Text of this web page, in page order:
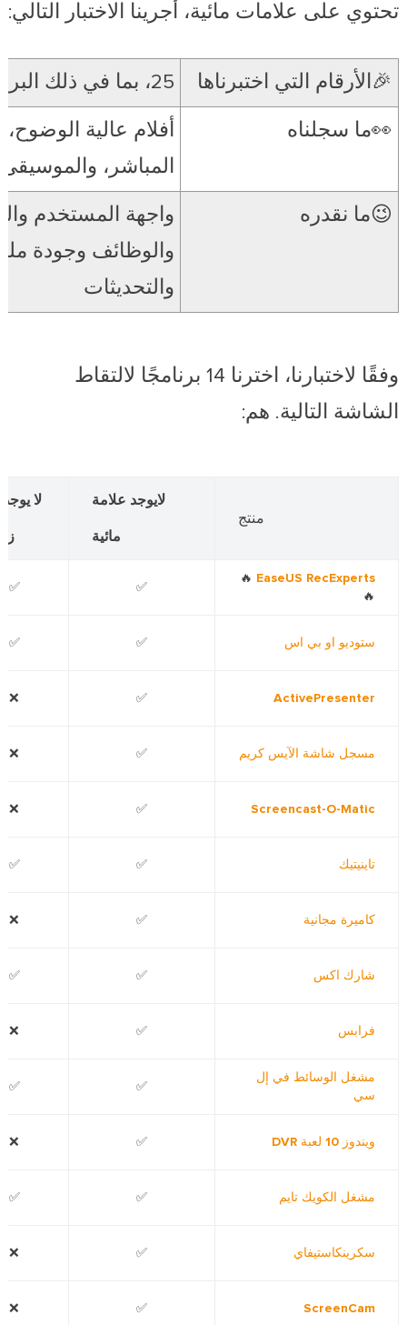
تحتوي على علامات مائية، أجرينا الاختبار التالي:
🎉الأرقام التي اختبرناها 25، بما في ذلك البرامج المجانية والمدفوعة
👀ما سجلناه
أفلام عالية
المباشر، والموسيقى
😉ما نقدره
واجهة المستخدم
والوظائف وجودة
والتحديثات
وفقًا لاختبارنا، اخترنا 14 برنامجًا لالتقاط
الشاشة التالية. هم:
منتج
لايوجد علامة
مائية
لا
EaseUS RecExperts
🔥
🔥
✅
✅
ستوديو او بي اس ✅
✅
ActivePresenter
✅
❌
مسجل شاشة الآيس كريم ✅
❌
Screencast-O-Matic
✅
❌
تاينيتيك ✅
✅
كاميرة مجانية ✅
❌
شارك اكس ✅
✅
فرابس ✅
❌
مشغل الوسائط في إل
سي
✅
✅
ويندوز 10 لعبة DVR ✅
❌
مشغل الكويك تايم ✅
✅
سكرينكاستيفاي ✅
❌
ScreenCam
✅
❌